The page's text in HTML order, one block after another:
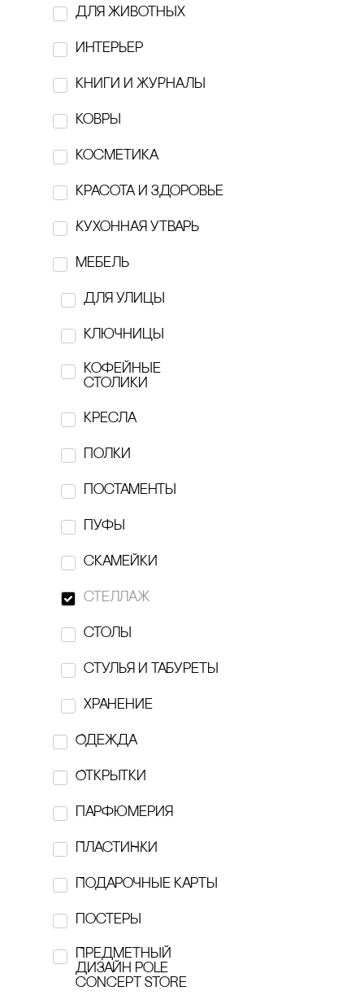
BUTTERCUPS
cARABINE
cELLBN
cOLLA GEN
Delo
EBURET
EXOARI L
figura A
FLAME.MOSCOW
GARAGE
Hairmates
hi, dear
hronika:
Htonic ceramic
Individuum
KESLER
Kesler art Ceramics
KONOS
KÖTIOLLA
KRiVOKOSO
Lamp.e.e
Marvis
Masters
MUSE
Nos Republic
nōtem
O'Paper Paper
one of yours
для животных
интерьер
кнИги И ЖуРнаЛы
ковры
косметика
красота и здоровье
Кухонная утварь
Мебель
для улицы
ключницы
кофейные
столики
кресла
полки
постаменты
пуфы
скамейки
стеллаж
столы
стулья и табуреты
хранение
Одежда
Открытки
парфюмерия
ПЛАсТИНКИ
Подарочные карты
постеры
Предметный
дизайн pole
concept store